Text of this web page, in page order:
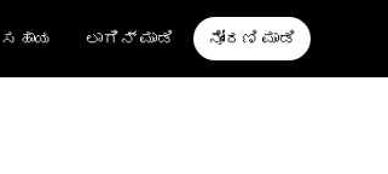
ಸಹಾಯ ಲಾಗಿನ್ ಮಾಡಿ ನೋಂದಣಿ ಮಾಡಿ